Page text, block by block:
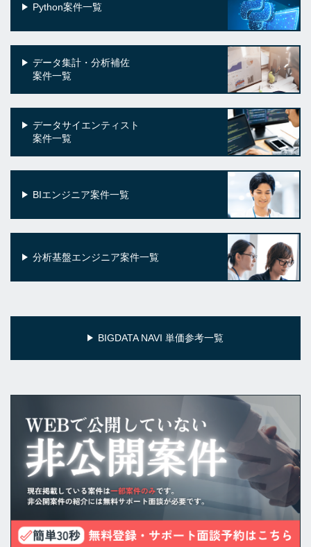
Python案件一覧
データ集計・分析補佐
案件一覧
データサイエンティスト
案件一覧
BIエンジニア案件一覧
分析基盤エンジニア案件一覧
BIGDATA NAVI 単価参考一覧